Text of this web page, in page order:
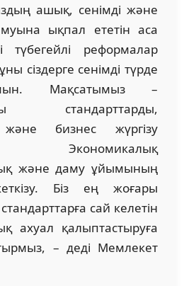
ашық, сенімді және
ықпал ететін аса
түбегейлі реформалар
сіздерге сенімді түрде
Мақсатымыз –
стандарттарды,
және бизнес жүргізу
Экономикалық
және даму ұйымының
Біз ең жоғары
сай келетін
ахуал қалыптастыруға
– деді Мемлекет